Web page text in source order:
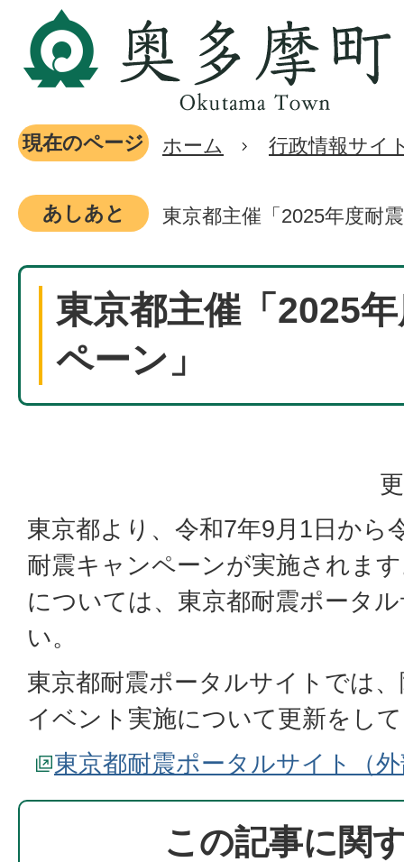
現在のページ ホーム 行政情報サイ
あしあと 東京都主催「2025年度耐
東京都主催「2025
ペーン」
東京都より、令和7年9月1日から
耐震キャンペーンが実施されま
については、東京都耐震ポータ
い。
東京都耐震ポータルサイトでは
イベント実施について更新をし
東京都耐震ポータルサイト（
この記事に関